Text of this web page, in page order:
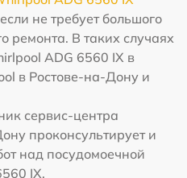
не требует большого
ремонта. В таких случаях
ADG 6560 IX в
в Ростове-на-Дону и
сервис-центра
проконсультирует и
над посудомоечной
IX.